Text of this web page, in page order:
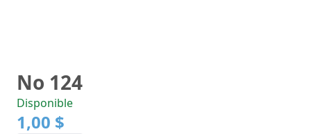
No 124
Disponible
1,00 $